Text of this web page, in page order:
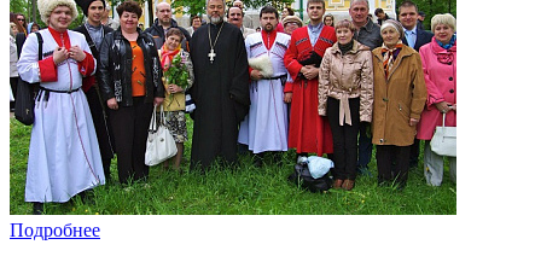
Подробнее